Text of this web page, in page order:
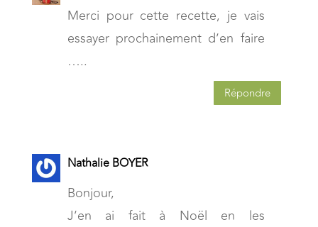
Merci pour cette recette, je vais
essayer prochainement d’en faire
…..
Répondre
Nathalie BOYER
Bonjour,
J’en ai fait à Noël en les